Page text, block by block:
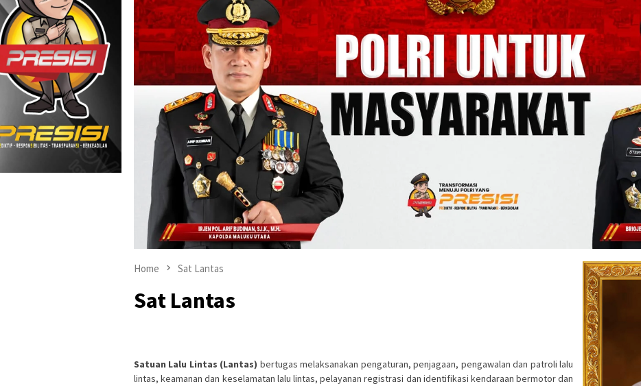
Home Sat Lantas
Sat Lantas
Satuan Lalu Lintas (Lantas) bertugas melaksanakan pengaturan, penjagaan, pengawalan dan patroli lalu
lintas, keamanan dan keselamatan lalu lintas, pelayanan registrasi dan identifikasi kendaraan bermotor dan